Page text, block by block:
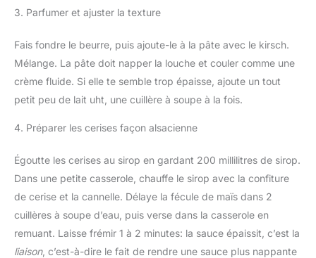
3. Parfumer et ajuster la texture
Fais fondre le beurre, puis ajoute-le à la pâte avec le kirsch.
Mélange. La pâte doit napper la louche et couler comme une
crème fluide. Si elle te semble trop épaisse, ajoute un tout
petit peu de lait uht, une cuillère à soupe à la fois.
4. Préparer les cerises façon alsacienne
Égoutte les cerises au sirop en gardant 200 millilitres de sirop.
Dans une petite casserole, chauffe le sirop avec la confiture
de cerise et la cannelle. Délaye la fécule de maïs dans 2
cuillères à soupe d’eau, puis verse dans la casserole en
remuant. Laisse frémir 1 à 2 minutes: la sauce épaissit, c’est la
liaison, c’est-à-dire le fait de rendre une sauce plus nappante